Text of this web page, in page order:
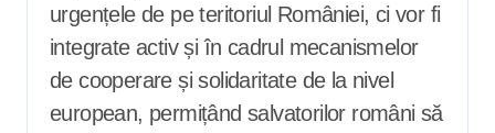
urgențele de pe teritoriul României, ci vor fi
integrate activ și în cadrul mecanismelor
de cooperare și solidaritate de la nivel
european, permițând salvatorilor români să